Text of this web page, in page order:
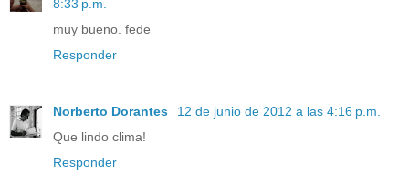
8:33 p.m.
muy bueno. fede
Responder
Norberto Dorantes
12 de junio de 2012 a las 4:16 p.m.
Que lindo clima!
Responder